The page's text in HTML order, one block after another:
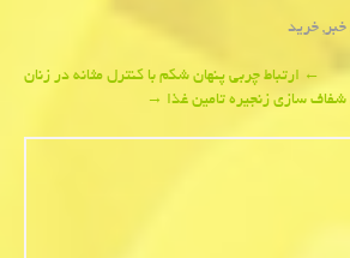
,خرید
←ارتباط چربی پنهان شکم با کنترل مثانه در زنان
شفاف سازی زنجیره تامین غذا→